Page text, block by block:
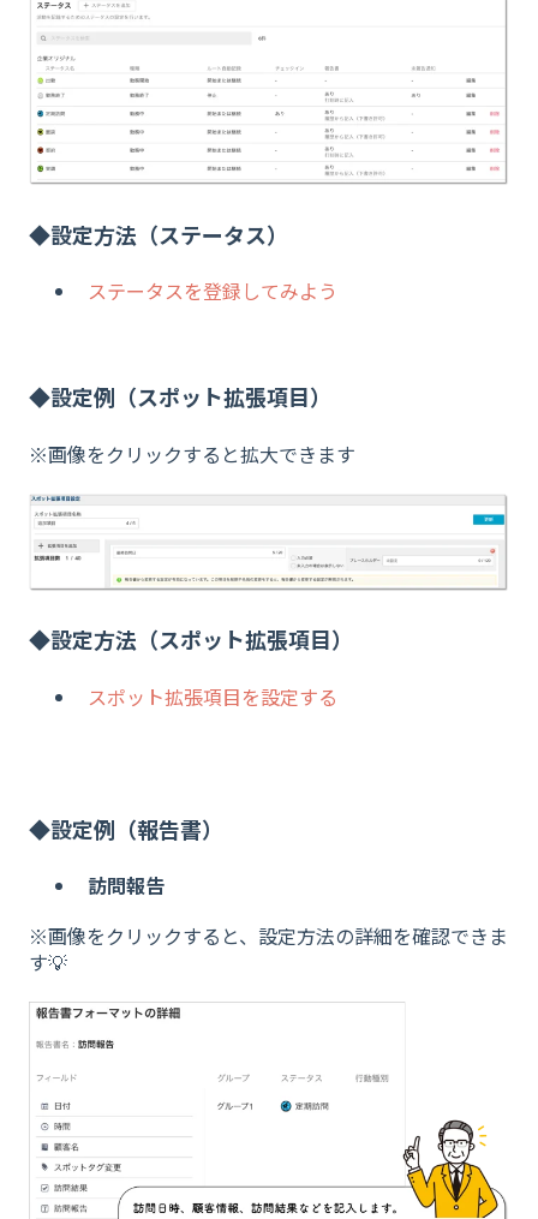
◆設定方法（ステータス）
ステータスを登録してみよう
◆設定例（スポット拡張項目）
※画像をクリックすると拡大できます
◆設定方法（スポット拡張項目）
スポット拡張項目を設定する
◆設定例（報告書）
訪問報告
※画像をクリックすると、設定方法の詳細を確認できま
す💡